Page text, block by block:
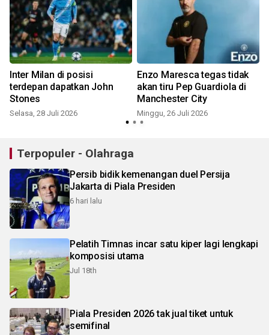
Inter Milan di posisi
terdepan dapatkan John
Stones
Selasa, 28 Juli 2026
Enzo Maresca tegas tidak
akan tiru Pep Guardiola di
Manchester City
Minggu, 26 Juli 2026
Terpopuler - Olahraga
Persib bidik kemenangan duel Persija
Jakarta di Piala Presiden
6 hari lalu
Pelatih Timnas incar satu kiper lagi lengkapi
komposisi utama
Jul 18th
Piala Presiden 2026 tak jual tiket untuk
semifinal